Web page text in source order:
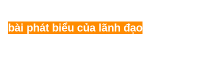
bài phát biểu của lãnh đạo